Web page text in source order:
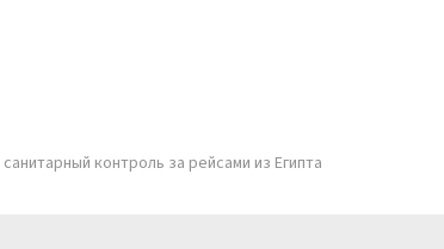
контроль за рейсами из Египта